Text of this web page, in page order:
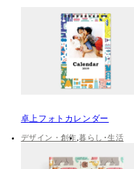
卓上フォトカレンダー
デザイン・創作 暮らし･生活